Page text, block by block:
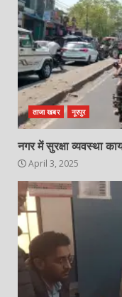
ताजा खबर नूरपुर
नगर में सुरक्षा व्यवस्था
April 3, 2025